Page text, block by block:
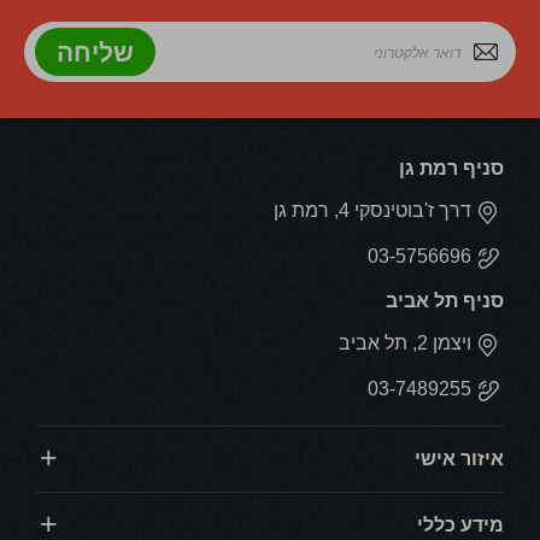
שליחה
סניף רמת גן
דרך ז'בוטינסקי 4, רמת גן
03-5756696
סניף תל אביב
ויצמן 2, תל אביב
03-7489255
איזור אישי
מידע כללי